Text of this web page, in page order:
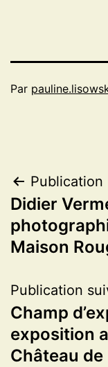
Par
de
l’article
Didier
Maison
Publication
Champ
exposition
Château de